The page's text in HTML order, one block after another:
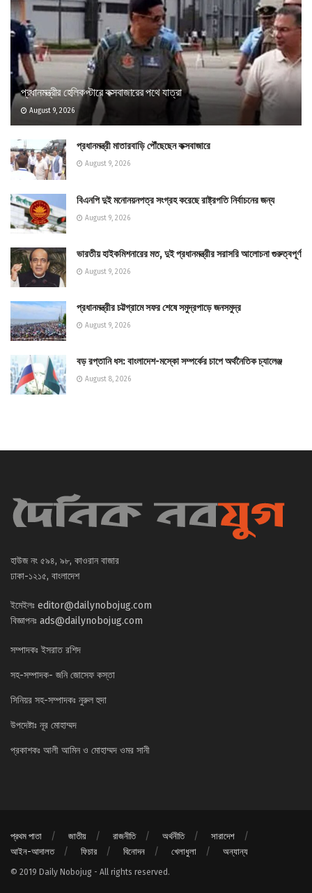
প্রধানমন্ত্রীর হেলিকপ্টারে কক্সবাজারের পথে যাত্রা
August 9, 2026
প্রধানমন্ত্রী মাতারবাড়ি পৌঁছেছেন কক্সবাজারে
August 9, 2026
বিএনপি দুই মনোনয়নপত্র সংগ্রহ করেছে রাষ্ট্রপতি নির্বাচনের জন্য
August 9, 2026
ভারতীয় হাইকমিশনারের মত, দুই প্রধানমন্ত্রীর সরাসরি আলোচনা গুরুত্বপূর্ণ
August 9, 2026
প্রধানমন্ত্রীর চট্টগ্রামে সফর শেষে সমুদ্রপাড়ে জনসমুদ্র
August 9, 2026
বড় রপ্তানি ধস: বাংলাদেশ-মস্কো সম্পর্কের চাপে অর্থনৈতিক চ্যালেঞ্জ
August 8, 2026
হাউজ নং ৫৯৪, ৯৮, কাওরান বাজার
ঢাকা-১২১৫, বাংলাদেশ
ইমেইলঃ editor@dailynobojug.com
বিজ্ঞাপনঃ ads@dailynobojug.com
সম্পাদকঃ ইসরাত রশিদ
সহ-সম্পাদক- জনি জোসেফ কস্তা
সিনিয়র সহ-সম্পাদকঃ নুরুল হুদা
উপদেষ্টাঃ নূর মোহাম্মদ
প্রকাশকঃ আলী আমিন ও মোহাম্মদ ওমর সানী
প্রথম পাতা জাতীয় রাজনীতি অর্থনীতি
সারাদেশ
আইন-আদালত
ফিচার বিনোদন খেলাধুলা অন্যান্য
© 2019 Daily Nobojug - All rights reserved.